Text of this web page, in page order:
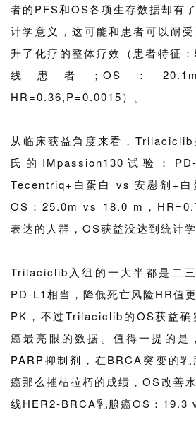
专
区
精
彩
活
D
投
融
平
药
时
学
苑
A
者的PFS和OS各项生存数据却有
计学意义，这可能和患者可以耐
升了化疗的整体疗效（患者特征
线患者；OS：
HR=0.36,P=0.0015）。
从临床获益角度来看，Trilaciclib
氏 的IMpassion130试验：
Tecentriq+白蛋白 vs 安慰剂+白
OS：25.0m vs 18.0 m，
表达的人群，OS获益没达到统计学
Trilaciclib入组的一大半都是二
PD-L1相当，降低死亡风险HR值
PK，不过Trilaciclib的OS获益确
癌最亮眼的数据。值得一提的是
PARP抑制剂 ，在BRCA突变的
癌那么摧枯拉朽的成绩，OS改善
线HER2-BRCA乳腺癌OS：19.3